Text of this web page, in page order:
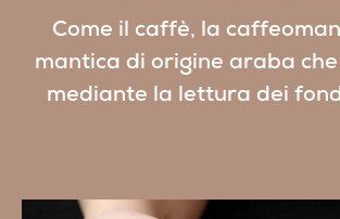
Come il caffè, la
mantica di origine araba
mediante la lettura dei